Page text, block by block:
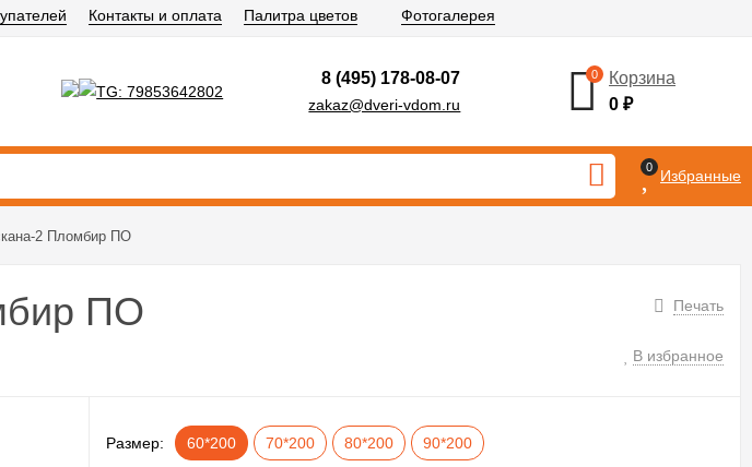
Контакты и оплата Палитра цветов Фотогалерея
8 (495) 178-08-07
zakaz@dveri-vdom.ru
0
Корзина
0₽
0 Избранные
2 Пломбир ПО
Печать
ПО
В избранное
Размер: 60*200 70*200 80*200 90*200